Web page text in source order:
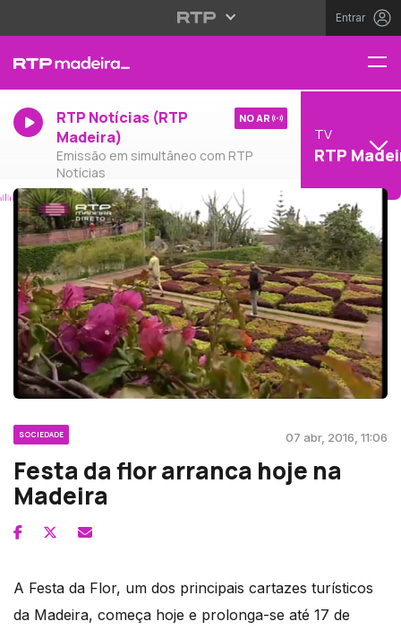
Entrar
RTP Notícias (RTP
Madeira)
Emissão em simultâneo com RTP
Notícias
NO AR
TV
RTP
SOCIEDADE 07 abr, 2016, 11:06
Festa da flor arranca hoje na
Madeira
A Festa da Flor, um dos principais cartazes turísticos
da Madeira, começa hoje e prolonga-se até 17 de